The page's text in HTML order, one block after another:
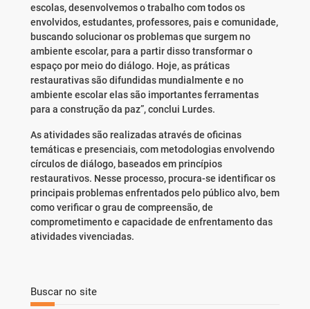
escolas, desenvolvemos o trabalho com todos os
envolvidos, estudantes, professores, pais e comunidade,
buscando solucionar os problemas que surgem no
ambiente escolar, para a partir disso transformar o
espaço por meio do diálogo. Hoje, as práticas
restaurativas são difundidas mundialmente e no
ambiente escolar elas são importantes ferramentas
para a construção da paz”, conclui Lurdes.
As atividades são realizadas através de oficinas
temáticas e presenciais, com metodologias envolvendo
círculos de diálogo, baseados em princípios
restaurativos. Nesse processo, procura-se identificar os
principais problemas enfrentados pelo público alvo, bem
como verificar o grau de compreensão, de
comprometimento e capacidade de enfrentamento das
atividades vivenciadas.
Buscar no site